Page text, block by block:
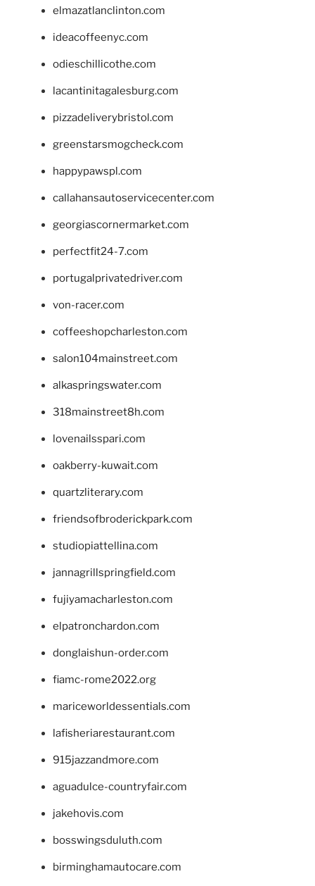
elmazatlanclinton.com
ideacoffeenyc.com
odieschillicothe.com
lacantinitagalesburg.com
pizzadeliverybristol.com
greenstarsmogcheck.com
happypawspl.com
callahansautoservicecenter.com
georgiascornermarket.com
perfectfit24-7.com
portugalprivatedriver.com
von-racer.com
coffeeshopcharleston.com
salon104mainstreet.com
alkaspringswater.com
318mainstreet8h.com
lovenailsspari.com
oakberry-kuwait.com
quartzliterary.com
friendsofbroderickpark.com
studiopiattellina.com
jannagrillspringfield.com
fujiyamacharleston.com
elpatronchardon.com
donglaishun-order.com
fiamc-rome2022.org
mariceworldessentials.com
lafisheriarestaurant.com
915jazzandmore.com
aguadulce-countryfair.com
jakehovis.com
bosswingsduluth.com
birminghamautocare.com